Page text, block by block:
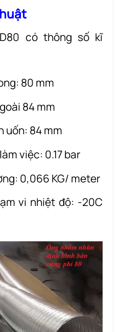
có thông số kĩ
80 mm
84 mm
uốn: 84 mm
việc: 0.17 bar
0,066 KG/ meter
vi nhiệt độ: -20C